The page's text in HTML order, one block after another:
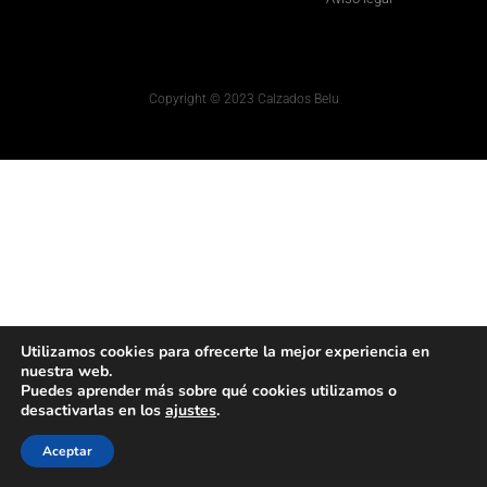
Copyright © 2023 Calzados Belu
Utilizamos cookies para ofrecerte la mejor experiencia en
nuestra web.
Puedes aprender más sobre qué cookies utilizamos o
desactivarlas en los ajustes.
Aceptar